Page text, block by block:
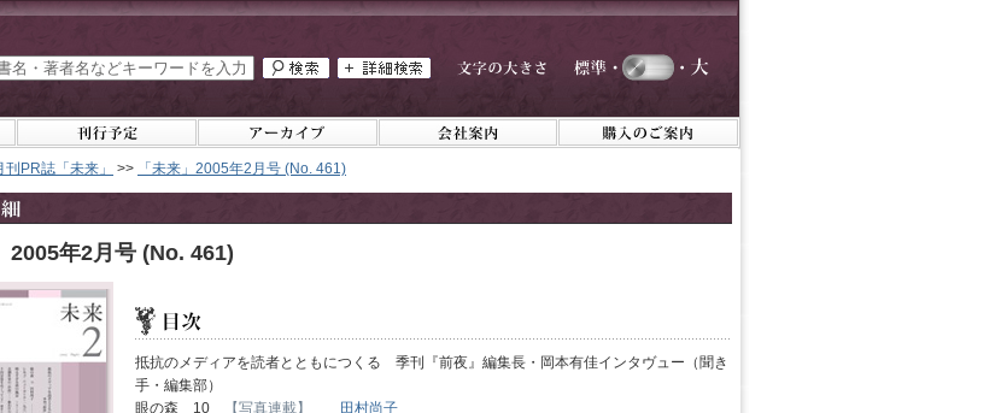
刊PR誌「未来」 >> 「未来」2005年2月号 (No. 461)
2005年2月号 (No. 461)
抵抗のメディアを読者とともにつくる 季刊『前夜』編集長・岡本有佳インタヴュー（聞き
手・編集部）
眼の森 10
【写真連載】
田村尚子